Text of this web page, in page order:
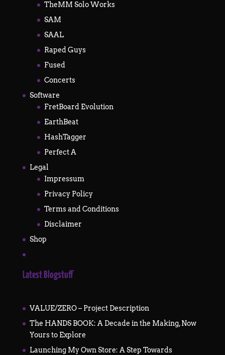
TheMM Solo Works
SAM
SAAL
Raped Guys
Fused
Concerts
Software
FretBoard Evolution
EarthBeat
HashTagger
Perfect A
Legal
Impressum
Privacy Policy
Terms and Conditions
Disclaimer
Shop
Latest Blogstuff
VALUE/ZERO – Project Description
The HANDS BOOK: A Decade in the Making, Now
Yours to Explore
Launching My Own Store: A Step Towards